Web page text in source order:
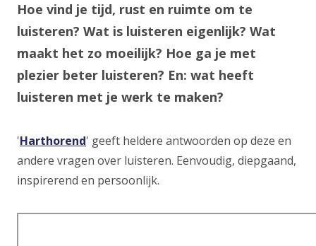
Hoe vind je tijd, rust en ruimte om te
luisteren? Wat is luisteren eigenlijk? Wat
maakt het zo moeilijk? Hoe ga je met
plezier beter luisteren? En: wat heeft
luisteren met je werk te maken?
'Harthorend(Opens
in
a
' geeft heldere antwoorden op deze en
andere vragen over luisteren. Eenvoudig, diepgaand,
inspirerend en persoonlijk.